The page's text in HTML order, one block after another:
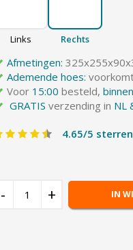
Links Rechts
Afmetingen:
Ademende hoes:
Voor 15:00 besteld, binnen
GRATIS verzending in NL
4.65/5
- + IN